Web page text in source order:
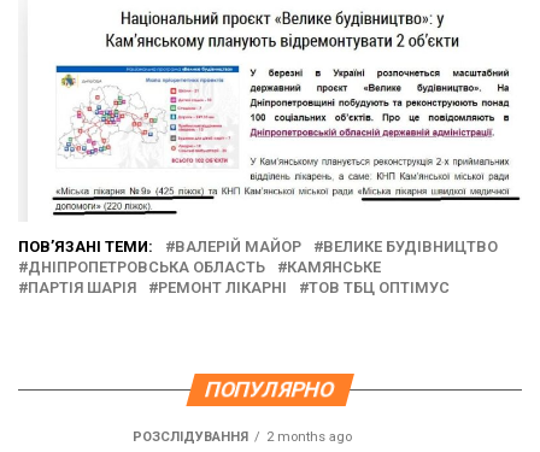
ПОВ’ЯЗАНІ ТЕМИ: ВАЛЕРІЙ МАЙОР
ВЕЛИКЕ БУДІВНИЦТВО
ДНІПРОПЕТРОВСЬКА ОБЛАСТЬ
КАМЯНСЬКЕ
ПАРТІЯ ШАРІЯ
РЕМОНТ ЛІКАРНІ ТОВ ТБЦ ОПТІМУС
ПОПУЛЯРНО
РОЗСЛІДУВАННЯ 2 months ago